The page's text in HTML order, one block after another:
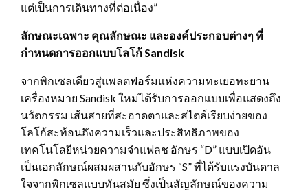
แต่เป็นการเดินทางที่ต่อเนื่อง”
ลักษณะเฉพาะ คุณลักษณะ และองค์ประกอบต่างๆ ที่
กำหนดการออกแบบโลโก้Sandisk
จากพิกเซลเดียวสู่แพลตฟอร์มแห่งความทะเยอทะยาน
เครื่องหมาย Sandisk ใหม่ได้รับการออกแบบเพื่อแสดงถึง
นวัตกรรม เส้นสายที่สะอาดตาและสไตล์เรียบง่ายของ
โลโก้สะท้อนถึงความเร็วและประสิทธิภาพของ
เทคโนโลยีหน่วยความจำแฟลช อักษร “D” แบบเปิดอัน
เป็นเอกลักษณ์ผสมผสานกับอักษร “S” ที่ได้รับแรงบันดาล
ใจจากพิกเซลแบบทันสมัย ​​ซึ่งเป็นสัญลักษณ์ของความ